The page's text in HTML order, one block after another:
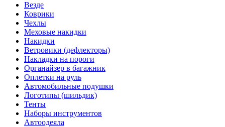
Везде
Коврики
Чехлы
Меховые накидки
Накидки
Ветровики (дефлекторы)
Накладки на пороги
Органайзер в багажник
Оплетки на руль
Автомобильные подушки
Логотипы (шильдик)
Тенты
Наборы инструментов
Автоодеяла